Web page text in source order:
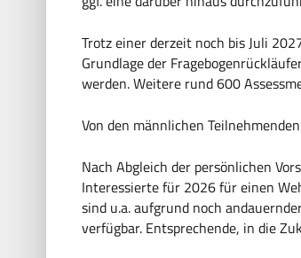
Trotz einer derzeit noch bis Juli
Grundlage der
werden. Weitere rund 600
Von den männlichen
Nach Abgleich der persönlichen
Interessierte für 2026 für einen
sind u.a. aufgrund noch
verfügbar. Entsprechende, in die